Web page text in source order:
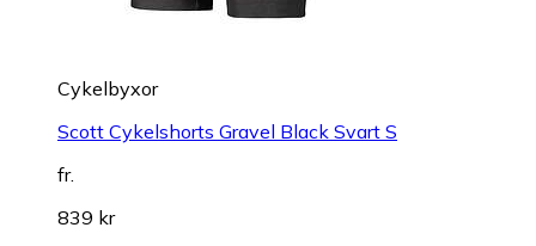
Cykelbyxor
Scott Cykelshorts Gravel Black Svart S
fr.
839 kr